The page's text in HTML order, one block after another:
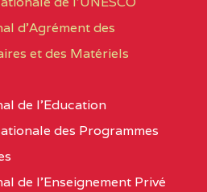
Noms
del’Enseignement
du mois de septembre
publics
dont 86 Bilingues
dont 351 Bilingues
d’Agrément des
et des Matériels
de l’Education
des Programmes
de l’Enseignement Privé